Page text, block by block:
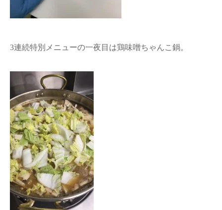
3連続特別メニューの一夜目は鶏味噌ちゃんこ鍋。